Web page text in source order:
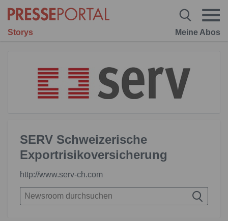
Storys Meine Abos
SERV Schweizerische
Exportrisikoversicherung
http://www.serv-ch.com